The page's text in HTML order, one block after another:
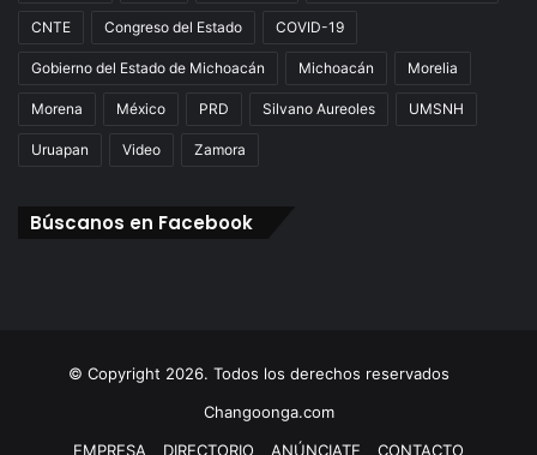
CNTE Congreso del Estado COVID-19
Gobierno del Estado de Michoacán Michoacán Morelia
Morena México PRD Silvano Aureoles UMSNH
Uruapan Video Zamora
Búscanos en Facebook
© Copyright 2026. Todos los derechos reservados
Changoonga.com
EMPRESA
DIRECTORIO ANÚNCIATE CONTACTO